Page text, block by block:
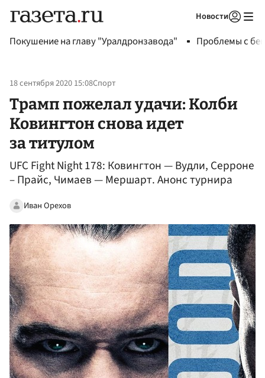
Новости
Покушение на главу "Уралдронзавода" Проблемы с
18 сентября 2020 15:08Спорт
Трамп пожелал удачи: Колби
Ковингтон снова идет
за титулом
UFC Fight Night 178: Ковингтон — Вудли, Серроне
– Прайс, Чимаев — Мершарт. Анонс турнира
Иван Орехов